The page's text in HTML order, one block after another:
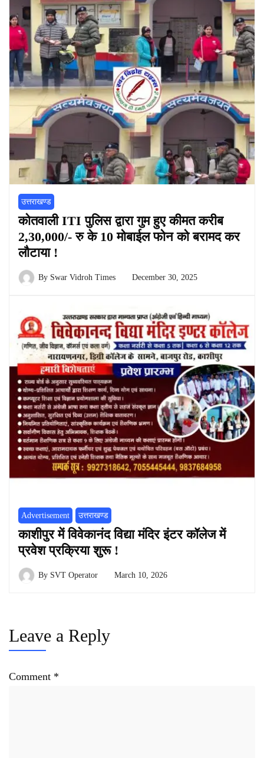
उत्तराखण्ड
कोतवाली ITI पुलिस द्वारा गुम हुए कीमत करीब
2,30,000/- रु के 10 मोबाईल फोन को बरामद कर
लौटाया !
By Swar Vidroh Times December 30, 2025
Advertisement उत्तराखण्ड
काशीपुर में विवेकानंद विद्या मंदिर इंटर कॉलेज में
प्रवेश प्रक्रिया शुरू !
By SVT Operator March 10, 2026
Leave a Reply
Comment *